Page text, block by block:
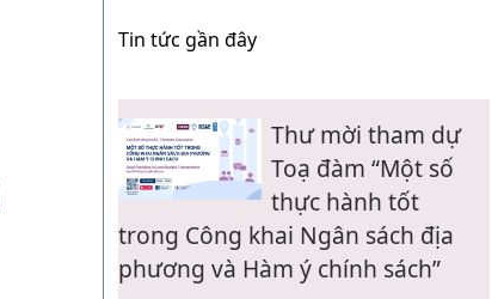
Tin tức gần đây
Thư mời tham dự
Toạ đàm “Một số
thực hành tốt
trong Công khai Ngân sách địa
phương và Hàm ý chính sách”